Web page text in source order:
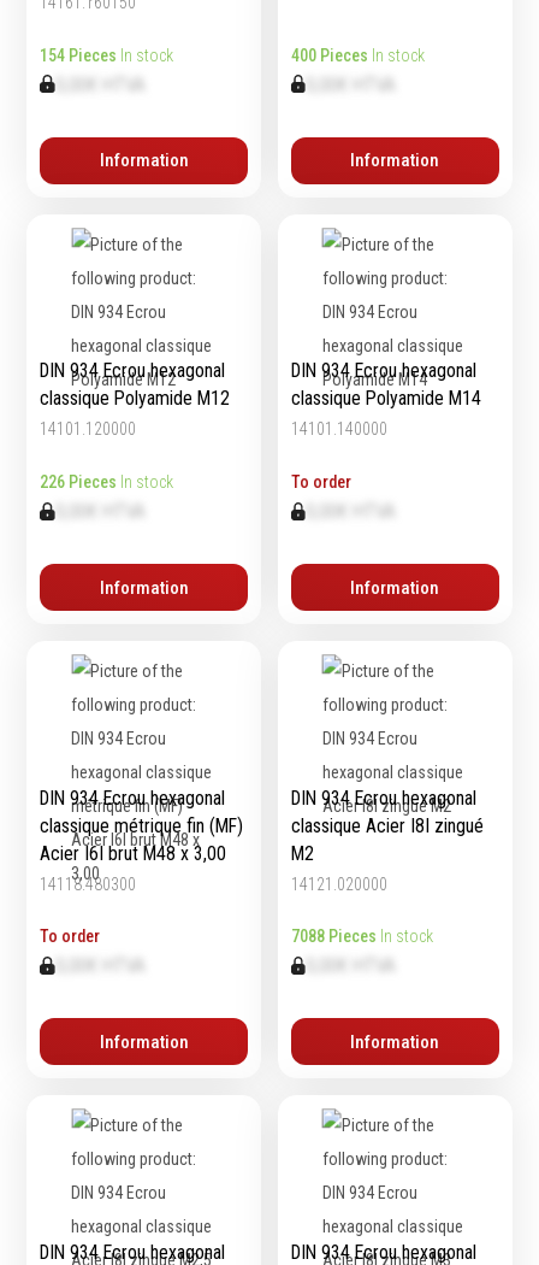
Graissage & huilage
154 Pieces In stock
0,00€ HTVA
Information
400 Pieces In stock
Information
DIN 934 Ecrou hexagonal
classique Polyamide M12
14101.120000
226 Pieces In stock
0,00€ HTVA
Information
DIN 934 Ecrou hexagonal
classique Polyamide M14
14101.140000
To order
Information
DIN 934 Ecrou hexagonal
classique métrique fin (MF)
Acier I6I brut M48 x 3,00
14118.480300
To order
0,00€ HTVA
Information
DIN 934 Ecrou hexagonal
classique Acier I8I zingué
M2
14121.020000
7088 Pieces In stock
Information
DIN 934 Ecrou hexagonal
DIN 934 Ecrou hexagonal